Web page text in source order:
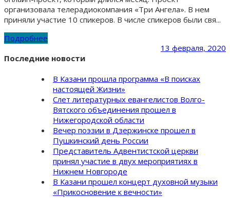
организовала телерадиокомпания «Три Ангела». В нем
приняли участие 10 спикеров. В числе спикеров были свя...
Подробнее
13 февраля, 2020
Последние новости
В Казани прошла программа «В поисках
настоящей Жизни»
Слет литературных евангелистов Волго-
Вятского объединения прошел в
Нижегородской области
Вечер поэзии в Дзержинске прошел в
Пушкинский день России
Представитель Адвентистской церкви
принял участие в двух мероприятиях в
Нижнем Новгороде
В Казани прошел концерт духовной музыки
«Прикосновение к вечности»